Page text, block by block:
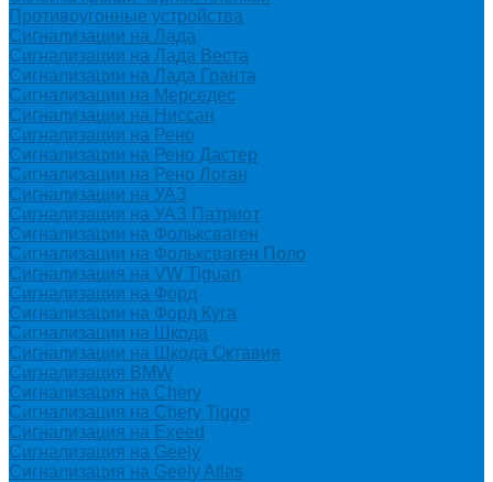
Противоугонные устройства
Сигнализации на Лада
Сигнализации на Лада Веста
Сигнализации на Лада Гранта
Сигнализации на Мерседес
Сигнализации на Ниссан
Сигнализации на Рено
Сигнализации на Рено Дастер
Сигнализации на Рено Логан
Сигнализации на УАЗ
Сигнализации на УАЗ Патриот
Сигнализации на Фольксваген
Сигнализации на Фольксваген Поло
Сигнализация на VW Tiguan
Сигнализации на Форд
Сигнализации на Форд Куга
Сигнализации на Шкода
Сигнализации на Шкода Октавия
Сигнализация BMW
Сигнализация на Chery
Сигнализация на Chery Tiggo
Сигнализация на Exeed
Сигнализация на Geely
Сигнализация на Geely Atlas